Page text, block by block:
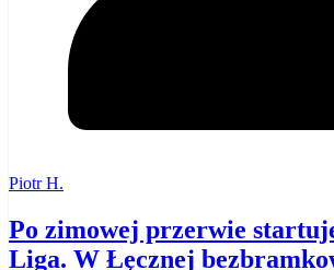
Piotr H.
Po zimowej przerwie
Liga. W Łęcznej